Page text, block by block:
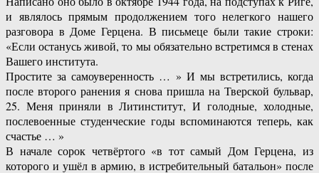
и являлось прямым продолжением того нелегкого нашего
разговора в Доме Герцена. В письмеце были такие строки:
«Если останусь живой, то мы обязательно встретимся в стенах
Вашего института.
Простите за самоуверенность … » И мы встретились, когда
после второго ранения я снова пришла на Тверской бульвар,
25. Меня приняли в Литинститут, И голодные, холодные,
послевоенные студенческие годы вспоминаются теперь, как
счастье … »
В начале сорок четвёртого «в тот самый Дом Герцена, из
которого и ушёл в армию, в истребительный батальон» после